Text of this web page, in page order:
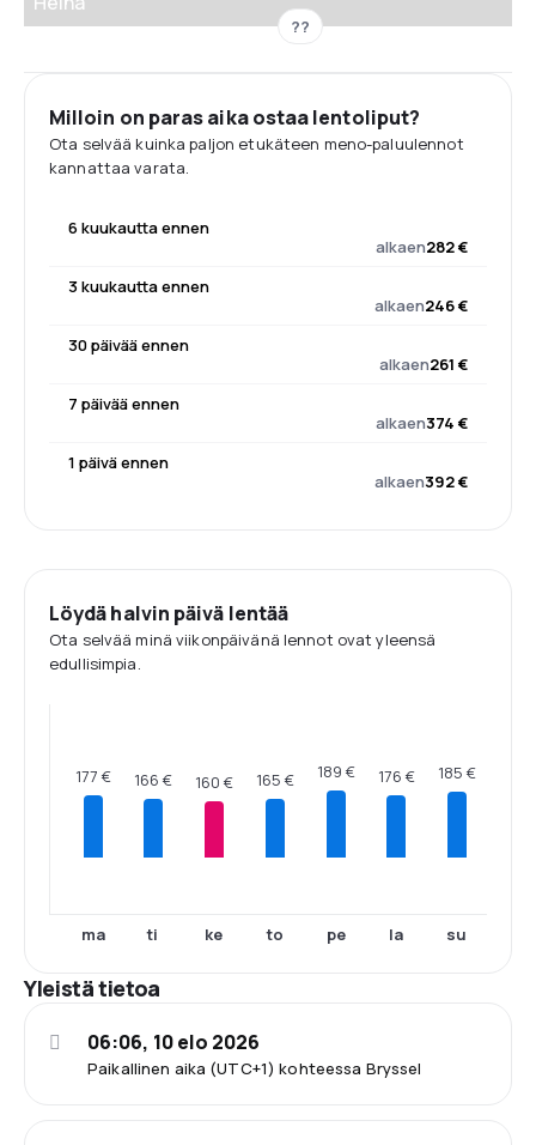
??
Milloin on paras aika ostaa lentoliput?
Ota selvää kuinka paljon etukäteen meno-paluulennot
kannattaa varata.
6 kuukautta ennen
alkaen282 €
3 kuukautta ennen
alkaen246 €
30 päivää ennen
alkaen261 €
7 päivää ennen
alkaen374 €
1 päivä ennen
alkaen392 €
Löydä halvin päivä lentää
Ota selvää minä viikonpäivänä lennot ovat yleensä
edullisimpia.
177 €
ma
166 €
ti
160 €
ke
165 €
to
189 €
pe
176 €
la
185 €
su
Yleistä tietoa
Paikallinen aika (UTC+1) kohteessa Bryssel
06:06, 10 elo 2026